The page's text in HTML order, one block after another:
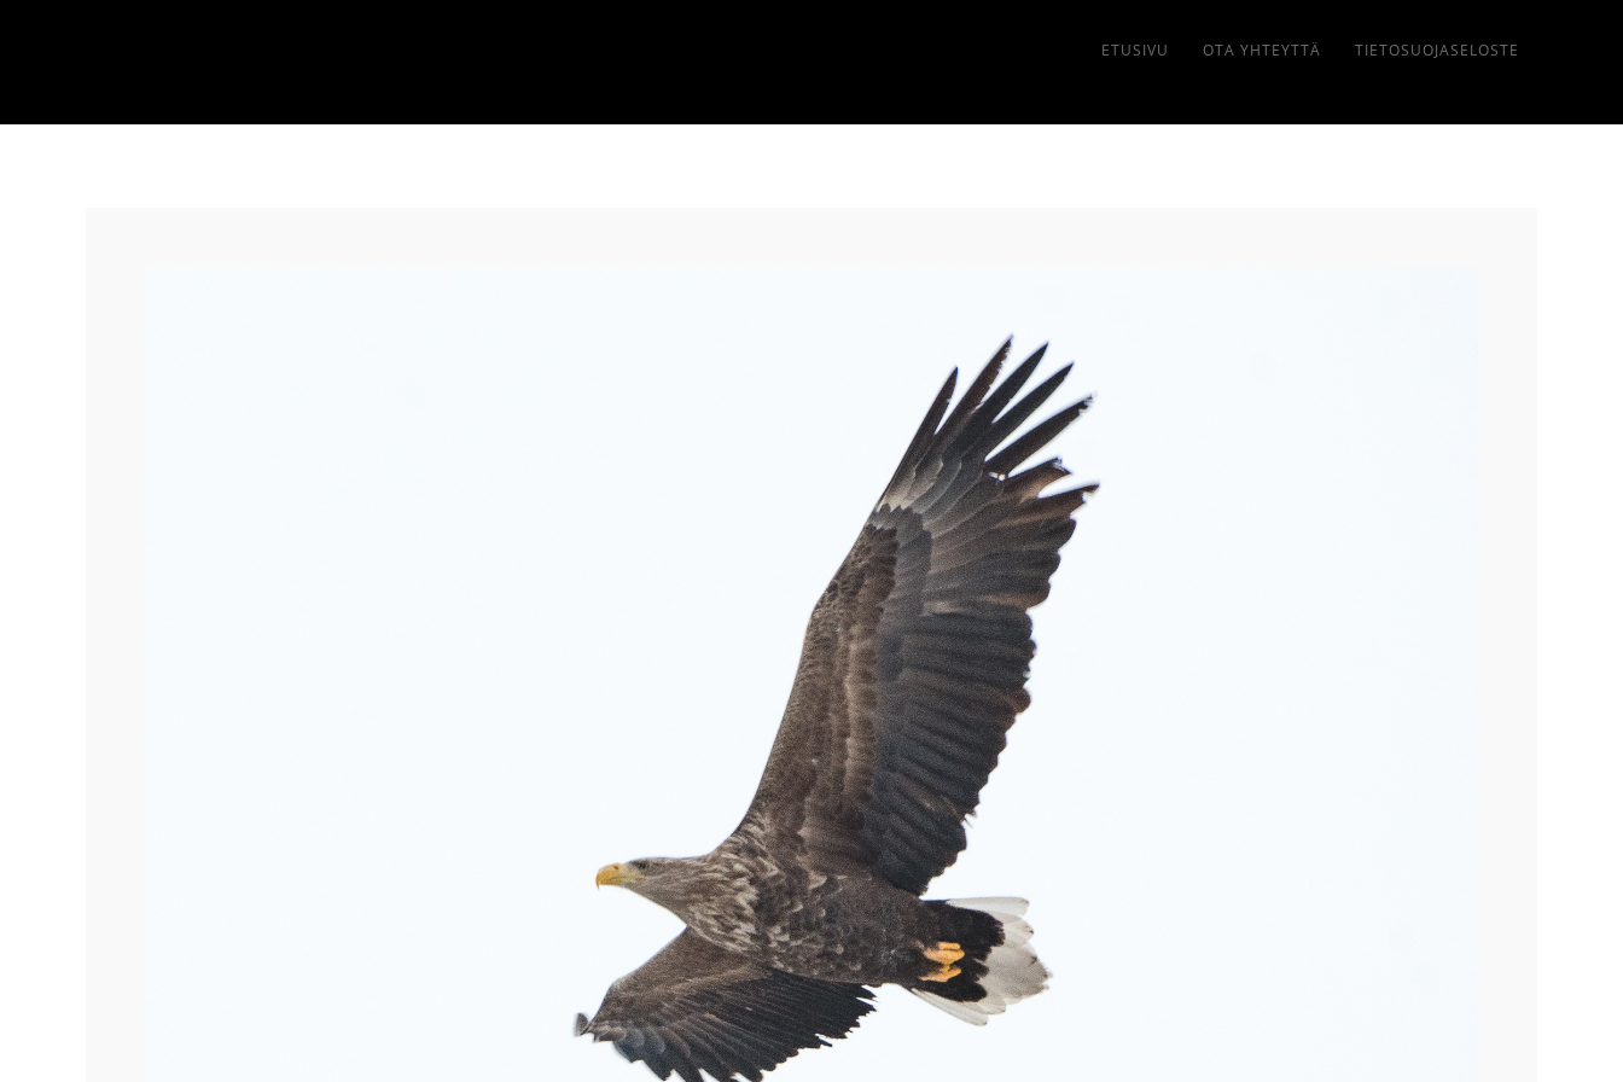
ETUSIVU OTA YHTEYTTÄ TIETOSUOJASELOSTE